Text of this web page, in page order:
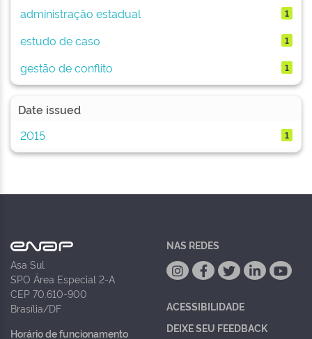
administração estadual
1
estudo de caso 1
gestão de conflito 1
Date issued
2015
1
Asa Sul
SPO Área Especial 2-A
CEP 70.610-900
Brasília/DF
Horário de funcionamento
NAS REDES
ACESSIBILIDADE
DEIXE SEU FEEDBACK